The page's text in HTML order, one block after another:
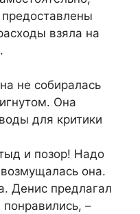
взяла на
не собиралась
Она
для критики
и позор! Надо
она.
Денис предлагал
–